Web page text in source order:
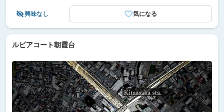
興味なし 気になる
ルピアコート朝霞台